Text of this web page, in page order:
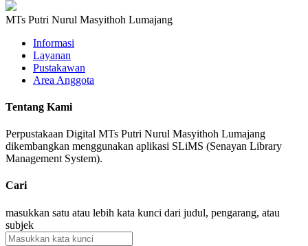
MTs Putri Nurul Masyithoh Lumajang
Informasi
Layanan
Pustakawan
Area Anggota
Tentang Kami
Perpustakaan Digital MTs Putri Nurul Masyithoh Lumajang
dikembangkan menggunakan aplikasi SLiMS (Senayan Library
Management System).
Cari
masukkan satu atau lebih kata kunci dari judul, pengarang, atau
subjek